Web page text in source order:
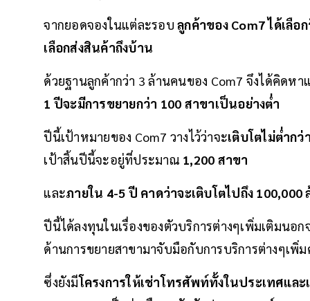
จากยอดจองในแต่ละรอบลูกค้าของ Com7 ได้เลื
เลือกส่งสินค้าถึงบ้าน
ด้วยฐานลูกค้ากว่า 3 ล้านคนของ Com7 จึงได้คิดห
1 ปีจะมีการขยายกว่า 100 สาขาเป็นอย่างต่ำ
ปีนี้เป้าหมายของ Com7 วางไว้ว่าจะเติบโตไม่ต่ำก
เป้าสิ้นปีนี้จะอยู่ที่ประมาณ 1,200 สาขา
และภายใน 4-5 ปี คาดว่าจะเติบโตไปถึง
ปีนี้ได้ลงทุนในเรื่องของตัวบริการต่างๆเพิ่มเติมนอ
ด้านการขยายสาขามาจับมือกับการบริการต่างๆเ
ซึ่งยังมีโครงการให้เช่าโทรศัพท์ทั้งในประเทศและ